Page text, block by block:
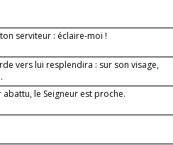
serviteur : éclaire-moi !
vers lui resplendira : sur son visage,
le Seigneur est proche.